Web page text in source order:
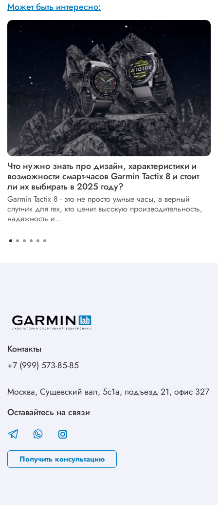
Может быть интересно:
Что нужно знать про дизайн, характеристики и
возможности смарт-часов Garmin Tactix 8 и стоит
ли их выбирать в 2025 году?
Garmin Tactix 8 - это не просто умные часы, а верный
спутник для тех, кто ценит высокую производительность,
надежность и...
Контакты
+7 (999) 573-85-85
Москва, Сущевский вал, 5с1а, подъезд 21, офис 327
Оставайтесь на связи
Получить консультацию